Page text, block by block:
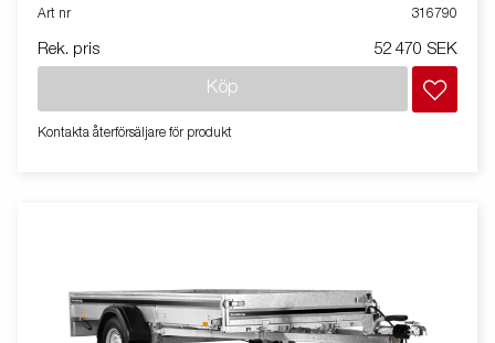
varmförzinkat chassi, allt för att tåla tuff användning.
släp i serien kan eller har utrustats med tippfunktion. Vagnen
Art nr
316790
Rek. pris 52 470 SEK
Köp
Kontakta återförsäljare för produkt